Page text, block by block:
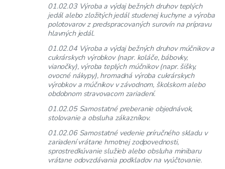
01.02.03 Výroba a výdaj bežných druhov teplých
jedál alebo zložitých jedál studenej kuchyne a výroba
polotovarov z predspracovaných surovín na prípravu
hlavných jedál.
01.02.04 Výroba a výdaj bežných druhov múčnikov a
cukrárskych výrobkov (napr. koláče, bábovky,
vianočky), výroba teplých múčnikov (napr. šišky,
ovocné nákypy), hromadná výroba cukrárskych
výrobkov a múčnikov v závodnom, školskom alebo
obdobnom stravovacom zariadení.
01.02.05 Samostatné preberanie objednávok,
stolovanie a obsluha zákazníkov.
01.02.06 Samostatné vedenie príručného skladu v
zariadení vrátane hmotnej zodpovednosti,
sprostredkúvanie služieb alebo obsluha minibaru
vrátane odovzdávania podkladov na vyúčtovanie.